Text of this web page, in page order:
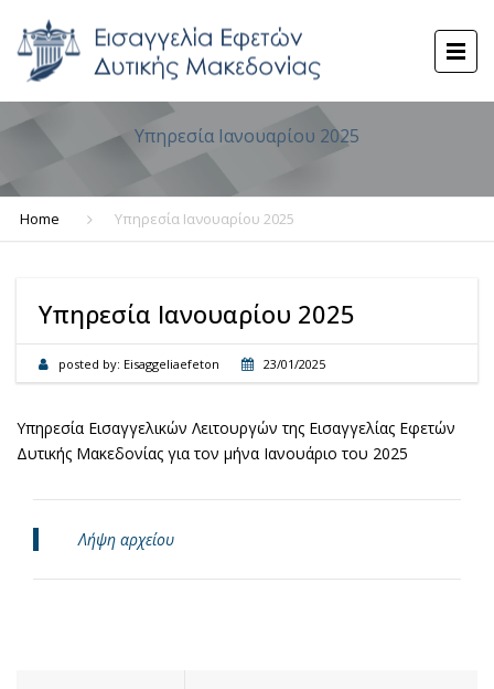
Υπηρεσία Ιανουαρίου 2025
Home Υπηρεσία Ιανουαρίου 2025
Υπηρεσία Ιανουαρίου 2025
posted by: Eisaggeliaefeton 23/01/2025
Υπηρεσία Εισαγγελικών Λειτουργών της Εισαγγελίας Εφετών
Δυτικής Μακεδονίας για τον μήνα Ιανουάριο του 2025
Λήψη αρχείου